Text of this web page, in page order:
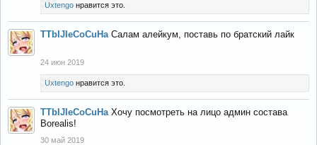
Uxtengo нравится это.
TTbIJIeCoCuHa Салам алейкум, поставь по братский лайк
24 июн 2019
Uxtengo нравится это.
TTbIJIeCoCuHa Хочу посмотреть на лицо админ состава
Borealis!
30 май 2019